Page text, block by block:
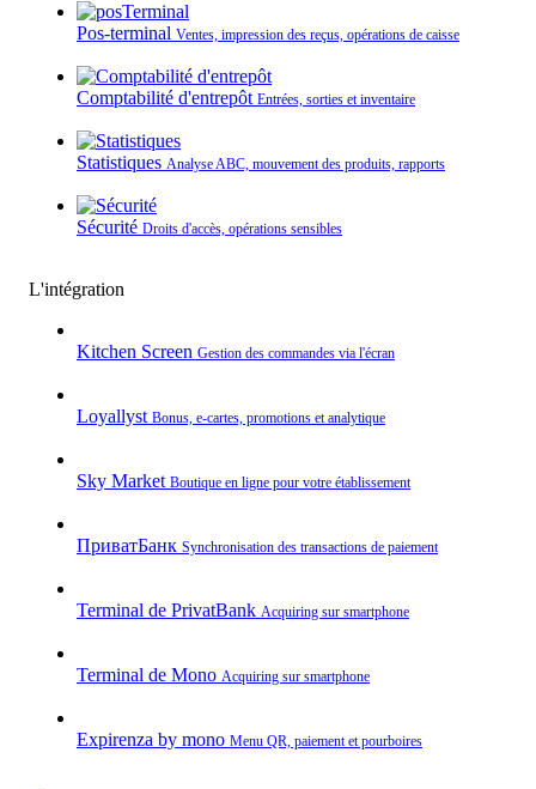
Pos-terminal Ventes, impression des reçus, opérations de caisse
Comptabilité d'entrepôt Entrées, sorties et inventaire
Statistiques Analyse ABC, mouvement des produits, rapports
Sécurité Droits d'accès, opérations sensibles
L'intégration
Kitchen Screen Gestion des commandes via l'écran
Loyallyst Bonus, e‑cartes, promotions et analytique
Sky Market Boutique en ligne pour votre établissement
ПриватБанк Synchronisation des transactions de paiement
Terminal de PrivatBank Acquiring sur smartphone
Terminal de Mono Acquiring sur smartphone
Expirenza by mono Menu QR, paiement et pourboires